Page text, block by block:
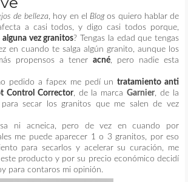
de belleza , hoy en el Blogos quiero hablar de
a casi todos, y digo casi todos porque,
vez granitos? Tengas la edad que tengas
en cuando te salga algún granito, aunque los
propensos a tener acné , pero nadie esta
pedido a fapex me pedí untratamiento anti
Control Corrector, de la marcaGarnier , de la
, para secar los granitos que me salen de vez
ni acneica, pero de vez en cuando por
me puede aparecer 1 o 3 granitos, por eso
para secarlos y acelerar su curación, me
producto y por su precio económico decidí
para contaros mi opinión.